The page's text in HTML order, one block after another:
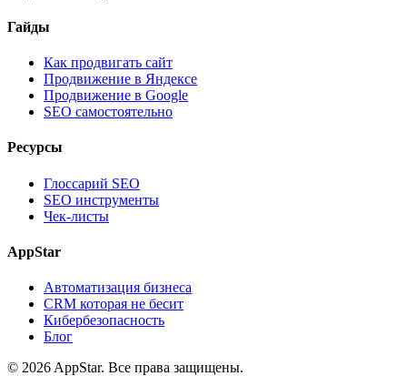
Гайды
Как продвигать сайт
Продвижение в Яндексе
Продвижение в Google
SEO самостоятельно
Ресурсы
Глоссарий SEO
SEO инструменты
Чек-листы
AppStar
Автоматизация бизнеса
CRM которая не бесит
Кибербезопасность
Блог
© 2026 AppStar. Все права защищены.